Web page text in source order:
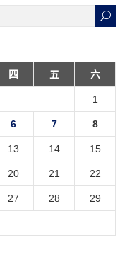
四 五 六
1
6 7 8
13 14 15
20 21 22
27 28 29